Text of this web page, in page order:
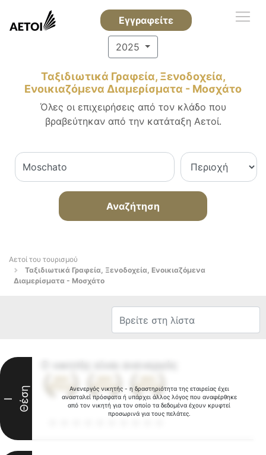
Εγγραφείτε
2025
Ταξιδιωτικά Γραφεία, Ξενοδοχεία,
Ενοικιαζόμενα Διαμερίσματα - Μοσχάτο
Όλες οι επιχειρήσεις από τον κλάδο που
βραβεύτηκαν από την κατάταξη Αετοί.
Αναζήτηση
Αετοί του τουρισμού
Ταξιδιωτικά Γραφεία, Ξενοδοχεία, Ενοικιαζόμενα
Διαμερίσματα - Μοσχάτο
Ανενεργός νικητής - η δραστηριότητα της εταιρείας έχει
ανασταλεί πρόσφατα ή υπάρχει άλλος λόγος που αναφέρθηκε
από τον νικητή για τον οποίο τα δεδομένα έχουν κρυφτεί
προσωρινά για τους πελάτες.
I Θέση